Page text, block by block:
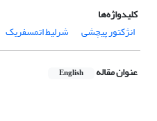
کلیدواژه‌ها
انژکتور پیچشی
شرلیط اتمسفریک
عنوان مقاله English